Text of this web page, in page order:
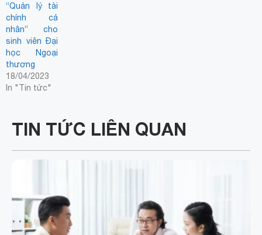
“Quản lý tài
chính cá
nhân” cho
sinh viên Đại
học Ngoại
thương
18/04/2023
In "Tin tức"
TIN TỨC LIÊN QUAN